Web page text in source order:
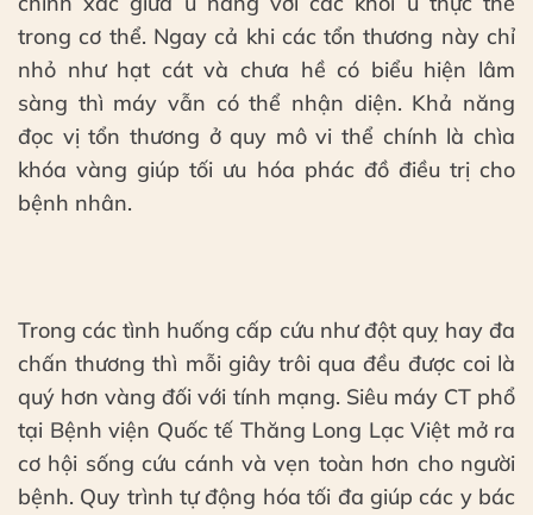
trong cơ thể. Ngay cả khi các tổn thương này chỉ
nhỏ như hạt cát và chưa hề có biểu hiện lâm
sàng thì máy vẫn có thể nhận diện. Khả năng
đọc vị tổn thương ở quy mô vi thể chính là chìa
khóa vàng giúp tối ưu hóa phác đồ điều trị cho
bệnh nhân.
Trong các tình huống cấp cứu như đột quỵ hay đa
chấn thương thì mỗi giây trôi qua đều được coi là
quý hơn vàng đối với tính mạng. Siêu máy CT phổ
tại Bệnh viện Quốc tế Thăng Long Lạc Việt mở ra
cơ hội sống cứu cánh và vẹn toàn hơn cho người
bệnh. Quy trình tự động hóa tối đa giúp các y bác